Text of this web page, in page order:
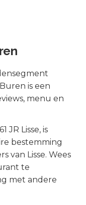
is een
menu en
JR Lisse, is
bestemming
van Lisse. Wees
te
met andere